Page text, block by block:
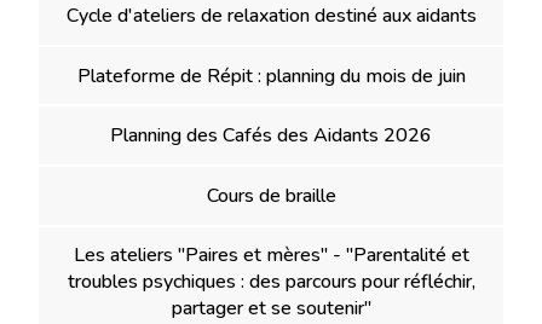
Cycle d'ateliers de relaxation destiné aux aidants
Plateforme de Répit : planning du mois de juin
Planning des Cafés des Aidants 2026
Cours de braille
Les ateliers "Paires et mères" - "Parentalité et
troubles psychiques : des parcours pour réfléchir,
partager et se soutenir"